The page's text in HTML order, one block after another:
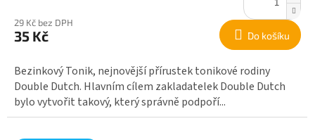
29 Kč bez DPH
35 Kč Do košíku
Bezinkový Tonik, nejnovější přírustek tonikové rodiny
Double Dutch. Hlavním cílem zakladatelek Double Dutch
bylo vytvořit takový, který správně podpoří...